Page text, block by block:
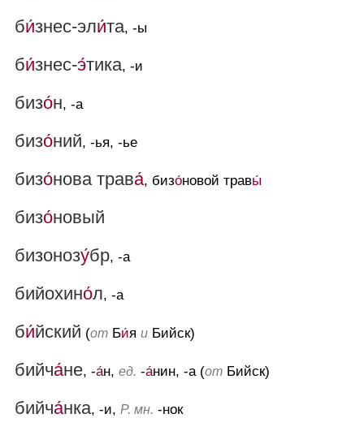
би́знес-эли́та, -ы
би́знес-э́тика, -и
бизо́н, -а
бизо́ний, -ья, -ье
бизо́нова трава́, бизо́новой травы́
бизо́новый
бизонозу́бр, -а
бийохино́л, -а
би́йский (от Би́я и Бийск)
бийча́не, -а́н, ед. -а́нин, -а (от Бийск)
бийча́нка, -и, Р. мн. -нок